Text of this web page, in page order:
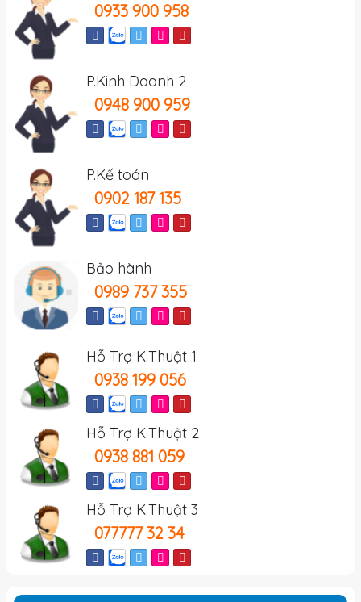
0933 900 958
P.Kinh Doanh 2
0948 900 959
P.Kế toán
0902 187 135
Bảo hành
0989 737 355
Hỗ Trợ K.Thuật 1
0938 199 056
Hỗ Trợ K.Thuật 2
0938 881 059
Hỗ Trợ K.Thuật 3
077777 32 34